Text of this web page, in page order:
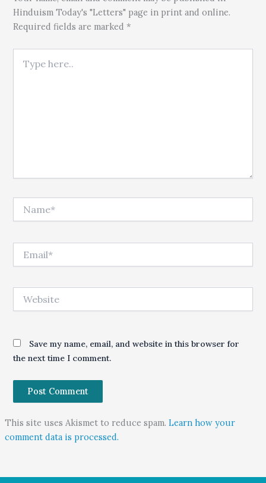
Hinduism Today's "Letters" page in print and online.
Required fields are marked *
Save my name, email, and website in this browser for
the next time I comment.
This site uses Akismet to reduce spam. Learn how your
comment data is processed.